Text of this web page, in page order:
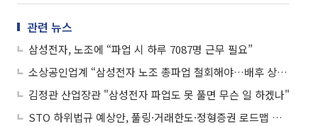
관련 뉴스
삼성전자, 노조에 “파업 시 하루 7087명 근무 필요”
소상공인업계 “삼성전자 노조 총파업 철회해야…배후 상권 직격탄 우려”
김정관 산업장관 "삼성전자 파업도 못 풀면 무슨 일 하겠나"
STO 하위법규 예상안, 풀링·거래한도·정형증권 로드맵 제시